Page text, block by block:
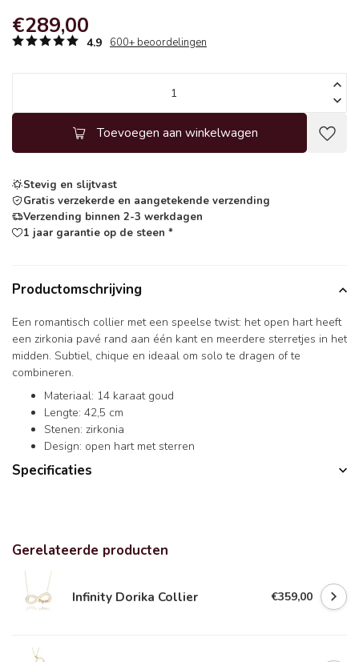
€289,00
4.9 600+ beoordelingen
Toevoegen aan winkelwagen
Stevig en slijtvast
Gratis verzekerde en aangetekende verzending
Verzending binnen 2-3 werkdagen
1 jaar garantie op de steen *
Productomschrijving
Een romantisch collier met een speelse twist: het open hart heeft
een zirkonia pavé rand aan één kant en meerdere sterretjes in het
midden. Subtiel, chique en ideaal om solo te dragen of te
combineren.
Materiaal: 14 karaat goud
Lengte: 42,5 cm
Stenen: zirkonia
Design: open hart met sterren
Specificaties
Gerelateerde producten
Infinity Dorika Collier €359,00